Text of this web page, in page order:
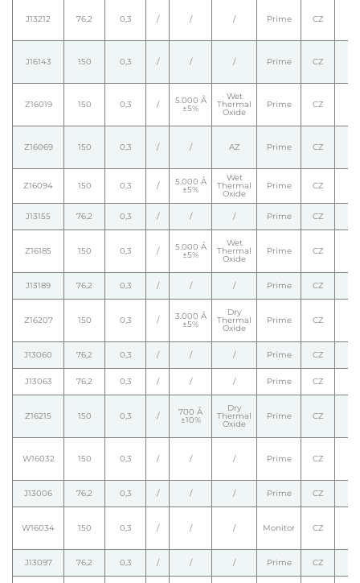
J13212 76,2 0,3 / / / Prime CZ
J16143 150 0,3 / / / Prime CZ
Z16019 150 0,3 / 5.000 Å
±5%
Wet
Thermal
Oxide
Prime CZ
Z16069 150 0,3 / / AZ Prime CZ
Z16094 150 0,3 / 5.000 Å
±5%
Wet
Thermal
Oxide
Prime CZ
J13155 76,2 0,3 / / / Prime CZ
Z16185 150 0,3 / 5.000 Å
±5%
Wet
Thermal
Oxide
Prime CZ
J13189 76,2 0,3 / / / Prime CZ
Z16207 150 0,3 / 3.000 Å
±5%
Dry
Thermal
Oxide
Prime CZ
J13060 76,2 0,3 / / / Prime CZ
J13063 76,2 0,3 / / / Prime CZ
Z16215 150 0,3 / 700 Å
±10%
Dry
Thermal
Oxide
Prime CZ
W16032 150 0,3 / / / Prime CZ
J13006 76,2 0,3 / / / Prime CZ
W16034 150 0,3 / / / Monitor CZ
J13097 76,2 0,3 / / / Prime CZ